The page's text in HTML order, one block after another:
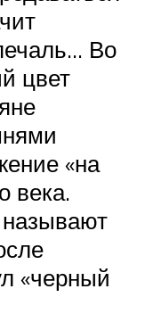
Во
цвет
«на
века.
«черный